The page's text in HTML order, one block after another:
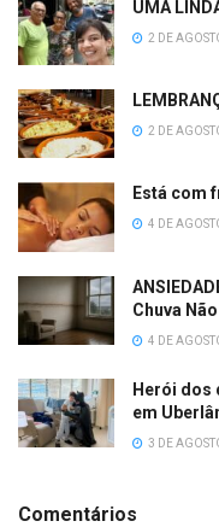
UMA
2 DE
2 DE
Está com
4 DE
Chuva
4 DE
Herói dos
em
3 DE
Comentários